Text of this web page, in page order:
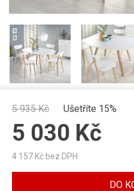
5 935Kč Ušetříte 15%
5 030 Kč
4 157 Kč bez DPH
DO